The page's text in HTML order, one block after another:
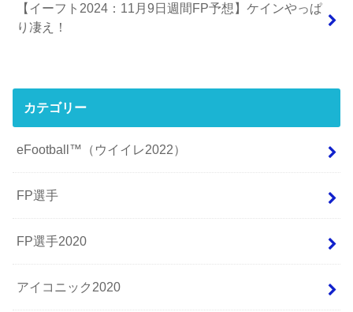
【イーフト2024：11月9日週間FP予想】ケインやっぱ
り凄え！
カテゴリー
eFootball™（ウイイレ2022）
FP選手
FP選手2020
アイコニック2020